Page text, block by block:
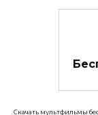
Скачать мультфильмы